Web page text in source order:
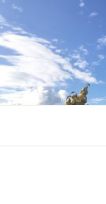
Aller
au
contenu